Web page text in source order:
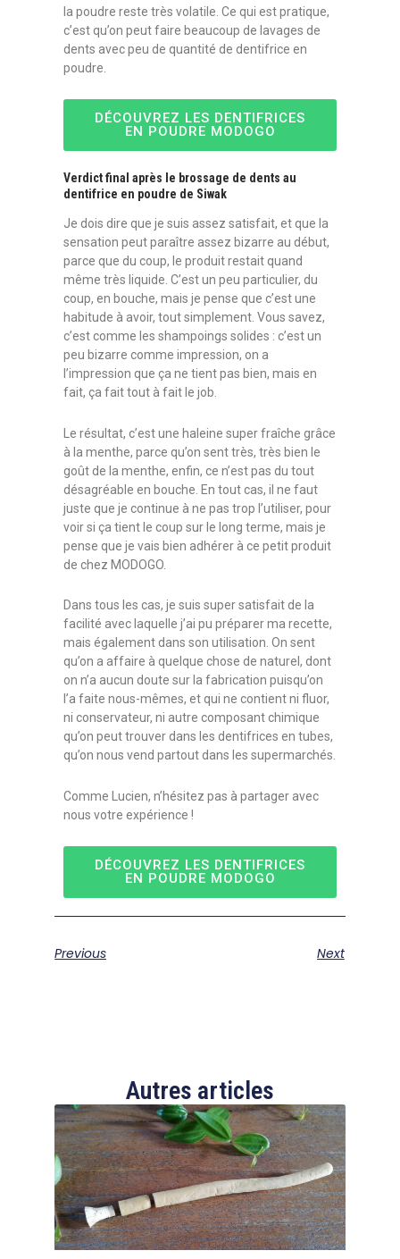
la poudre reste très volatile. Ce qui est pratique,
c’est qu’on peut faire beaucoup de lavages de
dents avec peu de quantité de dentifrice en
poudre.
DÉCOUVREZ LES DENTIFRICES
EN POUDRE MODOGO
Verdict final après le brossage de dents au
dentifrice en poudre de Siwak
Je dois dire que je suis assez satisfait, et que la
sensation peut paraître assez bizarre au début,
parce que du coup, le produit restait quand
même très liquide. C’est un peu particulier, du
coup, en bouche, mais je pense que c’est une
habitude à avoir, tout simplement. Vous savez,
c’est comme les shampoings solides : c’est un
peu bizarre comme impression, on a
l’impression que ça ne tient pas bien, mais en
fait, ça fait tout à fait le job.
Le résultat, c’est une haleine super fraîche grâce
à la menthe, parce qu’on sent très, très bien le
goût de la menthe, enfin, ce n’est pas du tout
désagréable en bouche. En tout cas, il ne faut
juste que je continue à ne pas trop l’utiliser, pour
voir si ça tient le coup sur le long terme, mais je
pense que je vais bien adhérer à ce petit produit
de chez MODOGO.
Dans tous les cas, je suis super satisfait de la
facilité avec laquelle j’ai pu préparer ma recette,
mais également dans son utilisation. On sent
qu’on a affaire à quelque chose de naturel, dont
on n’a aucun doute sur la fabrication puisqu’on
l’a faite nous-mêmes, et qui ne contient ni fluor,
ni conservateur, ni autre composant chimique
qu’on peut trouver dans les dentifrices en tubes,
qu’on nous vend partout dans les supermarchés.
Comme Lucien, n’hésitez pas à partager avec
nous votre expérience !
DÉCOUVREZ LES DENTIFRICES
EN POUDRE MODOGO
Previous Next
Autres articles